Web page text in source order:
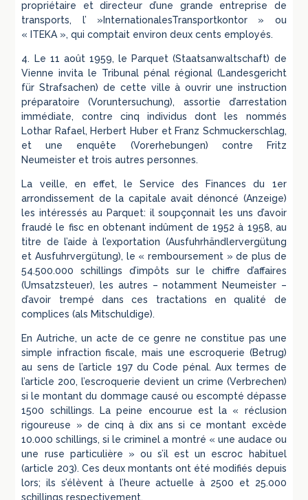
propriétaire et directeur d’une grande entreprise de
transports, l’ »InternationalesTransportkontor » ou
« ITEKA », qui comptait environ deux cents employés.
4. Le 11 août 1959, le Parquet (Staatsanwaltschaft) de
Vienne invita le Tribunal pénal régional (Landesgericht
für Strafsachen) de cette ville à ouvrir une instruction
préparatoire (Voruntersuchung), assortie d’arrestation
immédiate, contre cinq individus dont les nommés
Lothar Rafael, Herbert Huber et Franz Schmuckerschlag,
et une enquête (Vorerhebungen) contre Fritz
Neumeister et trois autres personnes.
La veille, en effet, le Service des Finances du 1er
arrondissement de la capitale avait dénoncé (Anzeige)
les intéressés au Parquet: il soupçonnait les uns d’avoir
fraudé le fisc en obtenant indûment de 1952 à 1958, au
titre de l’aide à l’exportation (Ausfuhrhändlervergütung
et Ausfuhrvergütung), le « remboursement » de plus de
54.500.000 schillings d’impôts sur le chiffre d’affaires
(Umsatzsteuer), les autres – notamment Neumeister –
d’avoir trempé dans ces tractations en qualité de
complices (als Mitschuldige).
En Autriche, un acte de ce genre ne constitue pas une
simple infraction fiscale, mais une escroquerie (Betrug)
au sens de l’article 197 du Code pénal. Aux termes de
l’article 200, l’escroquerie devient un crime (Verbrechen)
si le montant du dommage causé ou escompté dépasse
1500 schillings. La peine encourue est la « réclusion
rigoureuse » de cinq à dix ans si ce montant excède
10.000 schillings, si le criminel a montré « une audace ou
une ruse particulière » ou s’il est un escroc habituel
(article 203). Ces deux montants ont été modifiés depuis
lors; ils s’élèvent à l’heure actuelle à 2500 et 25.000
schillings respectivement.